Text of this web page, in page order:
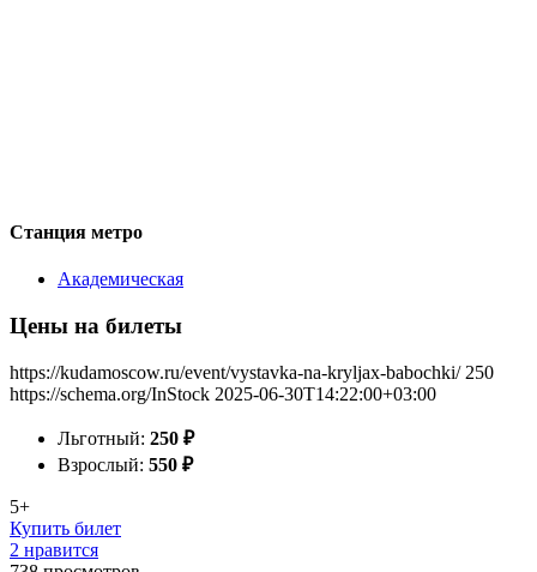
Станция метро
Академическая
Цены на билеты
https://kudamoscow.ru/event/vystavka-na-kryljax-babochki/ 250
https://schema.org/InStock 2025-06-30T14:22:00+03:00
Льготный: 250 ₽
Взрослый: 550 ₽
5+
Купить билет
2 нравится